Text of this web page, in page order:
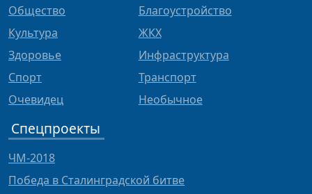
Общество
Культура
Здоровье
Спорт
Очевидец
Благоустройство
ЖКХ
Инфраструктура
Транспорт
Необычное
Спецпроекты
ЧМ-2018
Победа в Сталинградской битве